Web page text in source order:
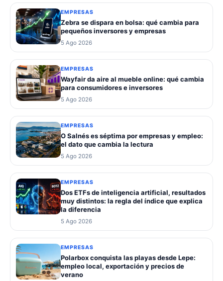
EMPRESAS
Zebra se dispara en bolsa: qué cambia para
pequeños inversores y empresas
5 Ago 2026
EMPRESAS
Wayfair da aire al mueble online: qué cambia
para consumidores e inversores
5 Ago 2026
EMPRESAS
O Salnés es séptima por empresas y empleo:
el dato que cambia la lectura
5 Ago 2026
EMPRESAS
Dos ETFs de inteligencia artificial, resultados
muy distintos: la regla del índice que explica
la diferencia
5 Ago 2026
EMPRESAS
Polarbox conquista las playas desde Lepe:
empleo local, exportación y precios de
verano